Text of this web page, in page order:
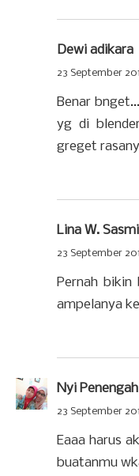
Dewi adikara
23 September
Benar
yg di
greget
Lina W.
23 September
Pernah
ampelanya
Nyi Penengah
23 September
Eaaa harus
buatanmu